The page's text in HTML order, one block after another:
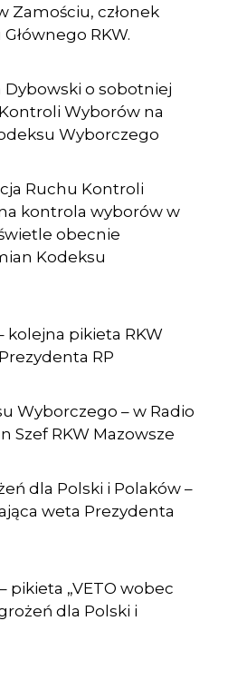
Zamościu, członek
RKW.
Dybowski o sobotniej
Wyborów na
Wyborczego
Ruchu Kontroli
kontrola wyborów w
obecnie
Kodeksu
kolejna pikieta RKW
RP
Wyborczego – w Radio
Szef RKW Mazowsze
dla Polski i Polaków –
weta Prezydenta
pikieta „VETO wobec
dla Polski i